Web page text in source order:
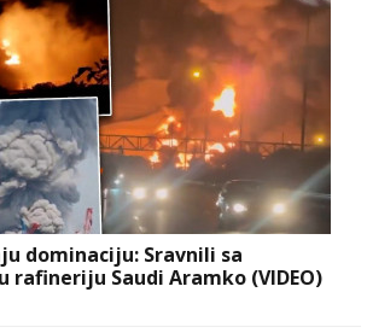
dominaciju: Sravnili sa
Saudi Aramko (VIDEO)